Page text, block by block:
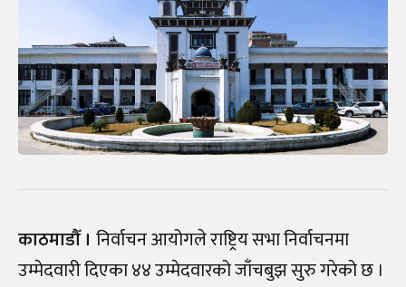
काठमाडौँ । निर्वाचन आयोगले राष्ट्रिय सभा निर्वाचनमा
उम्मेदवारी दिएका ४४ उम्मेदवारको जाँचबुझ सुरु गरेको छ ।